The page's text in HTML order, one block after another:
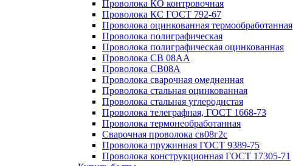
Проволока КО контровочная
Проволока КС ГОСТ 792-67
Проволока оцинкованная термообработанная
Проволока полиграфическая
Проволока полиграфическая оцинкованная
Проволока СВ 08АА
Проволока СВ08А
Проволока сварочная омедненная
Проволока стальная оцинкованная
Проволока стальная углеродистая
Проволока телеграфная, ГОСТ 1668-73
Проволока термонеобработанная
Сварочная проволока св08г2с
Проволока пружинная ГОСТ 9389-75
Проволока конструкционная ГОСТ 17305-71